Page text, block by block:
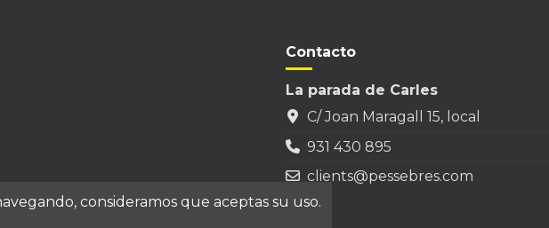
Contacto
La parada de Carles
C/ Joan Maragall 15, local
931 430 895
clients@pessebres.com
consideramos que aceptas su uso.